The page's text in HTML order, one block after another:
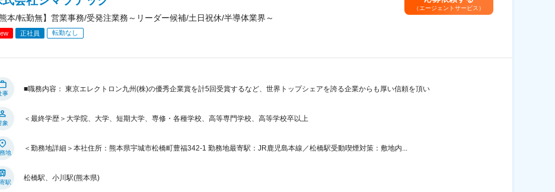
熊本/転勤無】営業事務/受発注業務～リーダー候補/土日祝休/半導体業界～
正社員 転勤なし
（エージェントサービス）
事
■職務内容： 東京エレクトロン九州(株)の優秀企業賞を計5回受賞するなど、世界トップシェアを誇る企業からも厚い信頼を頂い
象
＜最終学歴＞大学院、大学、短期大学、専修・各種学校、高等専門学校、高等学校卒以上
地
＜勤務地詳細＞本社住所：熊本県宇城市松橋町豊福342-1 勤務地最寄駅：JR鹿児島本線／松橋駅受動喫煙対策：敷地内...
駅
松橋駅、小川駅(熊本県)